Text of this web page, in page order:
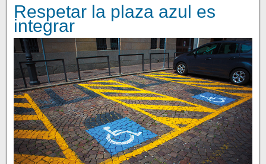
Respetar la plaza azul es
integrar